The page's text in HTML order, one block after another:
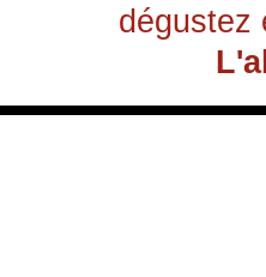
dégustez